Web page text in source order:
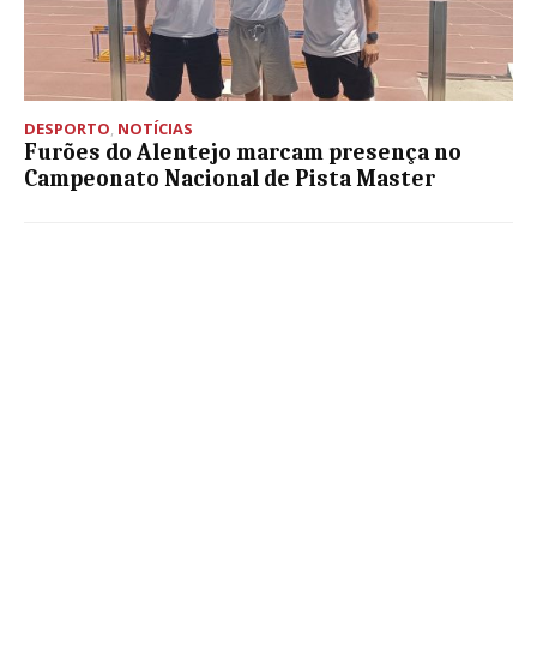
DESPORTO NOTÍCIAS
Furões do Alentejo marcam presença no
Campeonato Nacional de Pista Master